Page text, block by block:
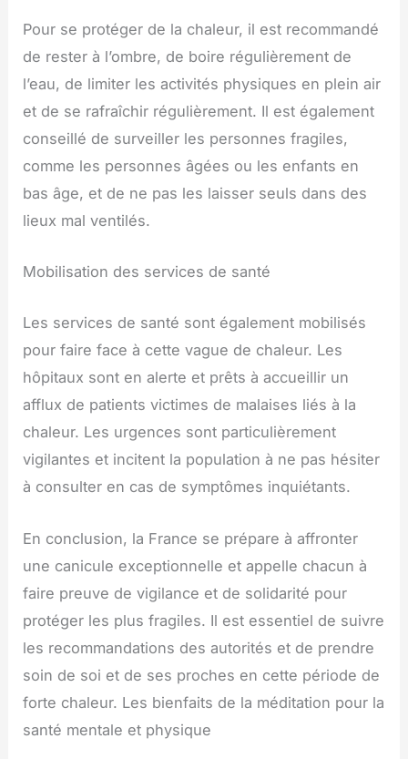
Pour se protéger de la chaleur, il est recommandé
de rester à l’ombre, de boire régulièrement de
l’eau, de limiter les activités physiques en plein air
et de se rafraîchir régulièrement. Il est également
conseillé de surveiller les personnes fragiles,
comme les personnes âgées ou les enfants en
bas âge, et de ne pas les laisser seuls dans des
lieux mal ventilés.
Mobilisation des services de santé
Les services de santé sont également mobilisés
pour faire face à cette vague de chaleur. Les
hôpitaux sont en alerte et prêts à accueillir un
afflux de patients victimes de malaises liés à la
chaleur. Les urgences sont particulièrement
vigilantes et incitent la population à ne pas hésiter
à consulter en cas de symptômes inquiétants.
En conclusion, la France se prépare à affronter
une canicule exceptionnelle et appelle chacun à
faire preuve de vigilance et de solidarité pour
protéger les plus fragiles. Il est essentiel de suivre
les recommandations des autorités et de prendre
soin de soi et de ses proches en cette période de
forte chaleur. Les bienfaits de la méditation pour la
santé mentale et physique